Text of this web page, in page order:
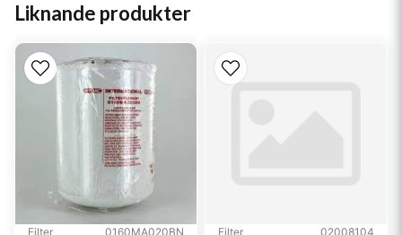
Liknande produkter
Filter 0160MA020BN Filter 02008104